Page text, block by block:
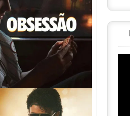
Obsessão Torrent (2026)
WEB-DL 1080p/4K Dual
Áudio